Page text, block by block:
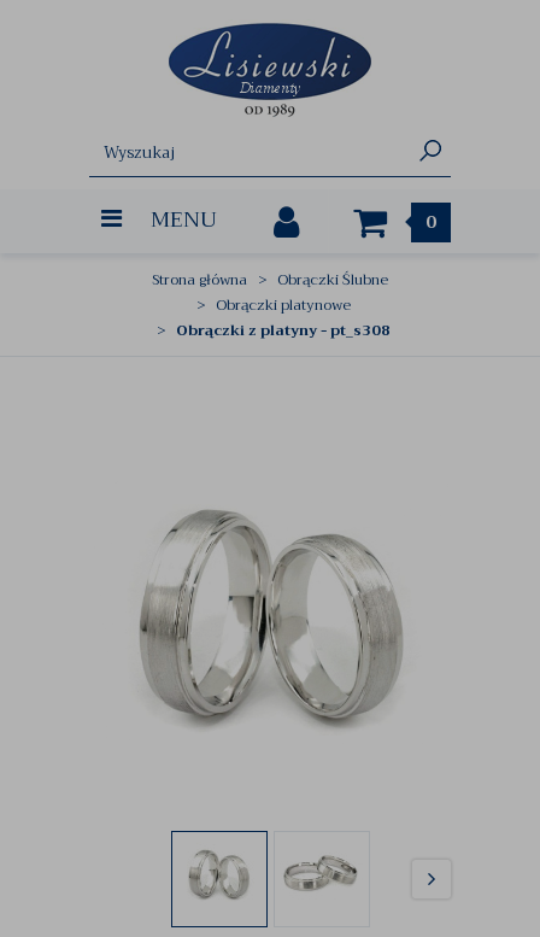
MENU 0
Strona główna
Obrączki Ślubne
Obrączki platynowe
Obrączki z platyny - pt_s308